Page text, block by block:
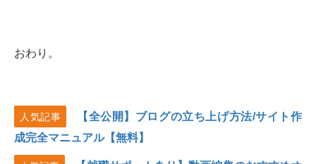
おわり。
人気記事
【全公開】ブログの立ち上げ方法/サイト作
成完全マニュアル【無料】